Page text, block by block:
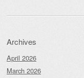
Archives
April 2026
March 2026